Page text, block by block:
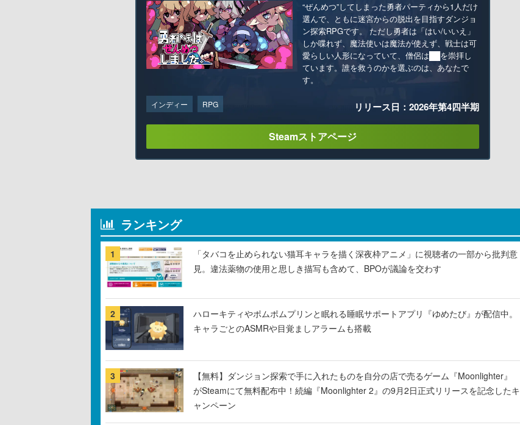
“ぜんめつ”してしまった勇者パーティから1人だけ
選んで、ともに迷宮からの脱出を目指すダンジョ
ン探索RPGです。 ただし勇者は「はい/いいえ」
しか喋れず、魔法使いは魔法が使えず、戦士は可
愛らしい人形になっていて、僧侶は██を崇拝し
ています。誰を救うのかを選ぶのは、あなたで
す。
インディー RPG リリース日：2026年第4四半期
Steamストアページ
ランキング
1
「タバコを止められない猫耳キャラを描く深夜枠アニメ」に視聴者の一部から批判意
見。違法薬物の使用と思しき描写も含めて、BPOが議論を交わす
2
ハローキティやポムポムプリンと眠れる睡眠サポートアプリ『ゆめたび』が配信中。
キャラごとのASMRや目覚ましアラームも搭載
3
【無料】ダンジョン探索で手に入れたものを自分の店で売るゲーム『Moonlighter』
がSteamにて無料配布中！続編『Moonlighter 2』の9月2日正式リリースを記念したキ
ャンペーン